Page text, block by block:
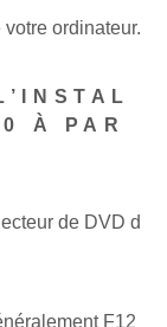
ordinateur.
À PAR
de DVD d
F12